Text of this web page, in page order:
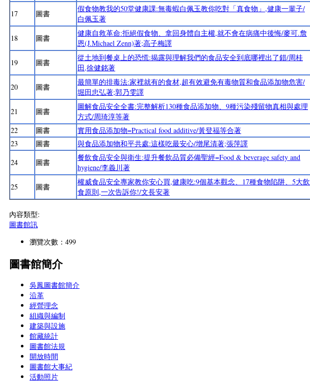
17
圖書
假食物教我的50堂健康課:無毒蝦白佩玉教你吃對「真食物」,健康一輩子/
白佩玉著
18
圖書
健康自救革命:拒絕假食物、拿回身體自主權,就不會在病痛中後悔/麥可.詹
恩(J.Michael Zenn)著;高子梅譯
19
圖書
從土地到餐桌上的恐慌:揭露與理解我們的食品安全到底哪裡出了錯/周桂
田,徐健銘著
20
圖書
最簡單的排毒法:家裡就有的食材,超有效避免有毒物質和食品添加物危害/
堀田忠弘著;郭乃雯譯
21
圖書
圖解食品安全全書:完整解析130種食品添加物、9種污染殘留物真相與處理
方式/周琦淳等著
22
圖書
實用食品添加物=Practical food additive/黃登福等合著
23
圖書
與食品添加物和平共處:這樣吃最安心/增尾清著;張萍譯
24
圖書
餐飲食品安全與衛生:提升餐飲品質必備聖經=Food & beverage safety and
hygiene/李義川著
25
圖書
權威食品安全專家教你安心買,健康吃:9個基本觀念、17種食物陷阱、5大飲
食原則,一次告訴你!/文長安著
內容類型:
圖書館訊
瀏覽次數：499
圖書館簡介
吳鳳圖書館簡介
沿革
經營理念
組織與編制
建築與設施
館藏統計
圖書館法規
開放時間
圖書館大事紀
活動照片